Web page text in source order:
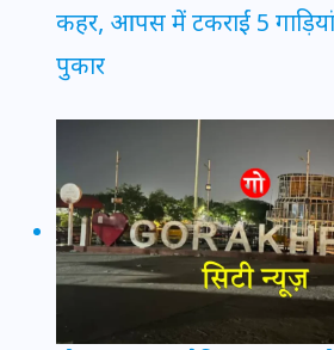
कहर, आपस में टकराईं 5
पुकार